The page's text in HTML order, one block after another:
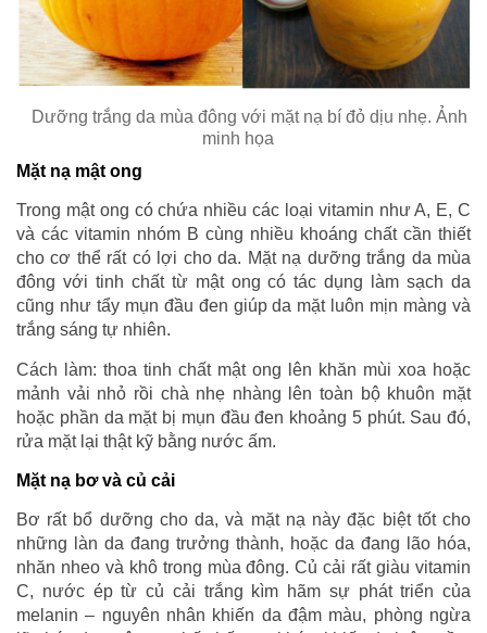
Dưỡng trắng da mùa đông với mặt nạ bí đỏ dịu nhẹ. Ảnh
minh họa
Mặt nạ mật ong
Trong mật ong có chứa nhiều các loại vitamin như A, E, C
và các vitamin nhóm B cùng nhiều khoáng chất cần thiết
cho cơ thể rất có lợi cho da. Mặt nạ dưỡng trắng da mùa
đông với tinh chất từ mật ong có tác dụng làm sạch da
cũng như tẩy mụn đầu đen giúp da mặt luôn mịn màng và
trắng sáng tự nhiên.
Cách làm: thoa tinh chất mật ong lên khăn mùi xoa hoặc
mảnh vải nhỏ rồi chà nhẹ nhàng lên toàn bộ khuôn mặt
hoặc phần da mặt bị mụn đầu đen khoảng 5 phút. Sau đó,
rửa mặt lại thật kỹ bằng nước ấm.
Mặt nạ bơ và củ cải
Bơ rất bổ dưỡng cho da, và mặt nạ này đặc biệt tốt cho
những làn da đang trưởng thành, hoặc da đang lão hóa,
nhăn nheo và khô trong mùa đông. Củ cải rất giàu vitamin
C, nước ép từ củ cải trắng kìm hãm sự phát triển của
melanin – nguyên nhân khiến da đậm màu, phòng ngừa